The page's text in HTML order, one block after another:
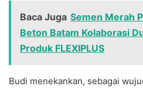
Baca Juga Semen Merah
Beton Batam Kolaborasi
Produk FLEXIPLUS
Budi menekankan, sebagai